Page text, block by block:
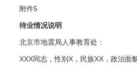
附件5
待业情况说明
北京市地震局人事教育处：
XXX同志，性别X，民族XX，政治面貌